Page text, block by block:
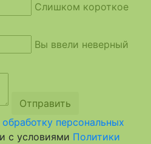
Слишком короткое
Вы ввели неверный
Отправить
персональных
с условиями Политики